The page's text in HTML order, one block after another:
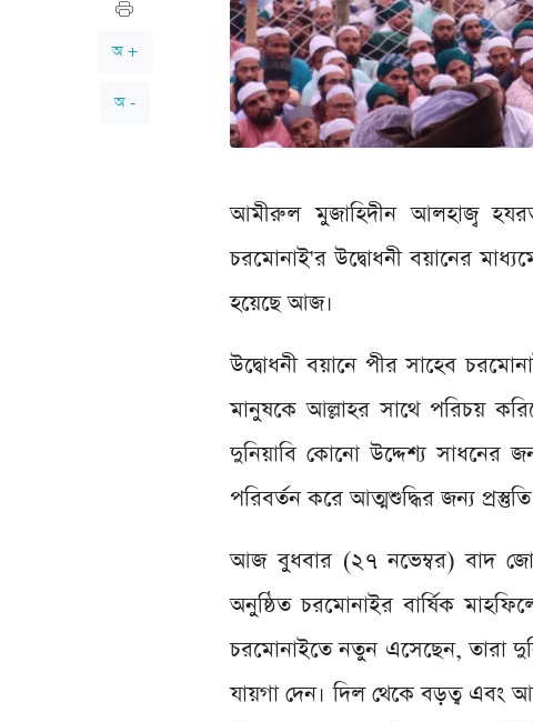
অ +
অ -
আমীরুল মুজাহিদীন আলহাজ্ব
চরমোনাই'র উদ্বোধনী বয়ানের
হয়েছে আজ।
উদ্বোধনী বয়ানে পীর সাহেব
মানুষকে আল্লাহর সাথে পরিচয়
দুনিয়াবি কোনো উদ্দেশ্য
পরিবর্তন করে আত্মশুদ্ধির জন্য
আজ বুধবার (২৭ নভেম্বর) বাদ
অনুষ্ঠিত চরমোনাইর বার্ষিক
চরমোনাইতে নতুন এসেছেন, তারা
যায়গা দেন। দিল থেকে বড়ত্ব এবং